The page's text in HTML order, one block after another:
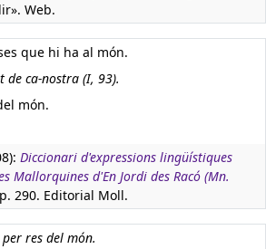
Web.
que hi ha al món.
de ca-nostra (I, 93).
món.
Diccionari d'expressions lingüístiques
Mallorquines d'En Jordi des Racó (Mn.
290. Editorial Moll.
res del món.